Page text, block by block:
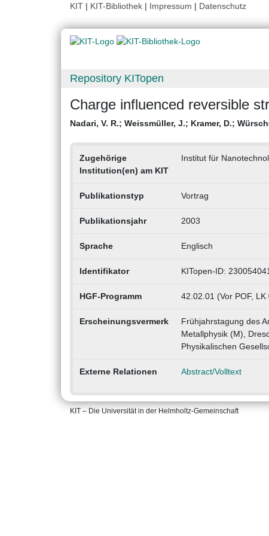
KIT | KIT-Bibliothek | Impressum | Datenschutz
Repository KITopen
Charge influenced reversible
Nadari, V. R.; Weissmüller, J.; Kramer, D.;
Zugehörige
Institution(en) am KIT
Institut für
Publikationstyp Vortrag
Publikationsjahr 2003
Sprache Englisch
Identifikator KITopen-ID:
HGF-Programm 42.02.01 (Vor POF, LK
Erscheinungsvermerk
Frühjahrstagung des
Metallphysik (M),
Physikalischen
Externe Relationen Abstract/Volltext
KIT – Die Universität in der Helmholtz-Gemeinschaft